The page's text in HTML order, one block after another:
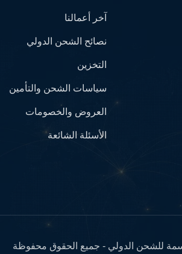
آخر أعمالنا
نصائح الشحن الدولي
التخزين
سياسات الشحن والتأمين
العروض والخصومات
الأسئلة الشائعة